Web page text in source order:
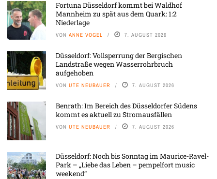
Fortuna Düsseldorf kommt bei Waldhof
Mannheim zu spät aus dem Quark: 1:2
Niederlage
VON ANNE VOGEL 7. AUGUST 2026
Düsseldorf: Vollsperrung der Bergischen
Landstraße wegen Wasserrohrbruch
aufgehoben
VON UTE NEUBAUER 7. AUGUST 2026
Benrath: Im Bereich des Düsseldorfer Südens
kommt es aktuell zu Stromausfällen
VON UTE NEUBAUER 7. AUGUST 2026
Düsseldorf: Noch bis Sonntag im Maurice-Ravel-
Park – „Liebe das Leben – pempelfort music
weekend“